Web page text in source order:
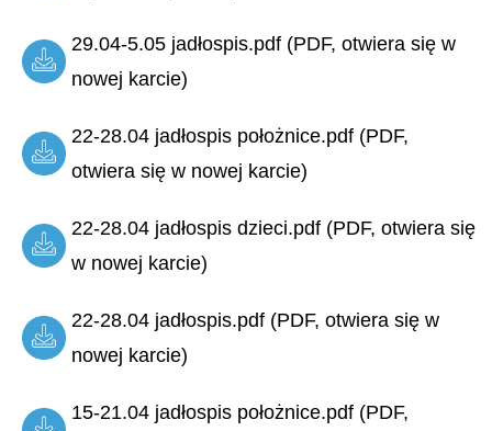
29.04-5.05 jadłospis.pdf (PDF, otwiera się w
nowej karcie)
22-28.04 jadłospis położnice.pdf (PDF,
otwiera się w nowej karcie)
22-28.04 jadłospis dzieci.pdf (PDF, otwiera się
w nowej karcie)
22-28.04 jadłospis.pdf (PDF, otwiera się w
nowej karcie)
15-21.04 jadłospis położnice.pdf (PDF,